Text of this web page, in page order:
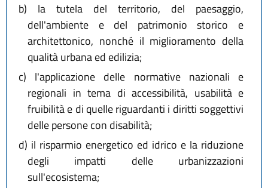
b) la tutela del territorio, del paesaggio,
dell'ambiente e del patrimonio storico e
architettonico, nonché il miglioramento della
qualità urbana ed edilizia;
c) l'applicazione delle normative nazionali e
regionali in tema di accessibilità, usabilità e
fruibilità e di quelle riguardanti i diritti soggettivi
delle persone con disabilità;
d) il risparmio energetico ed idrico e la riduzione
degli impatti delle urbanizzazioni
sull'ecosistema;